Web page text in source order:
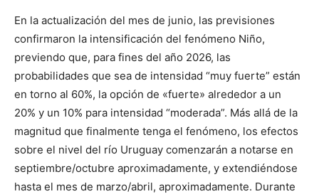
En la actualización del mes de junio, las previsiones
confirmaron la intensificación del fenómeno Niño,
previendo que, para fines del año 2026, las
probabilidades que sea de intensidad “muy fuerte” están
en torno al 60%, la opción de «fuerte» alrededor a un
20% y un 10% para intensidad “moderada”. Más allá de la
magnitud que finalmente tenga el fenómeno, los efectos
sobre el nivel del río Uruguay comenzarán a notarse en
septiembre/octubre aproximadamente, y extendiéndose
hasta el mes de marzo/abril, aproximadamente. Durante